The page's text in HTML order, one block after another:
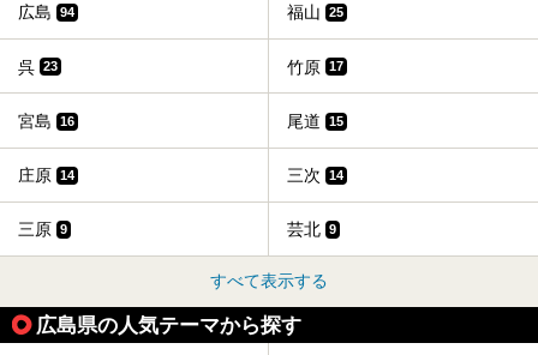
広島 94 福山 25
呉 23 竹原 17
宮島 16 尾道 15
庄原 14 三次 14
三原 9 芸北 9
すべて表示する
広島県の人気テーマから探す